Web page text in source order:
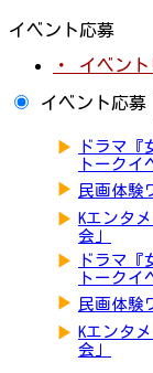
イベント応募
・ イベント
イベント応募
▶
ドラマ
トークイ
▶ 民画体験
▶ Kエンタ
会」
▶
ドラマ
トークイ
▶ 民画体験
▶ Kエンタ
会」